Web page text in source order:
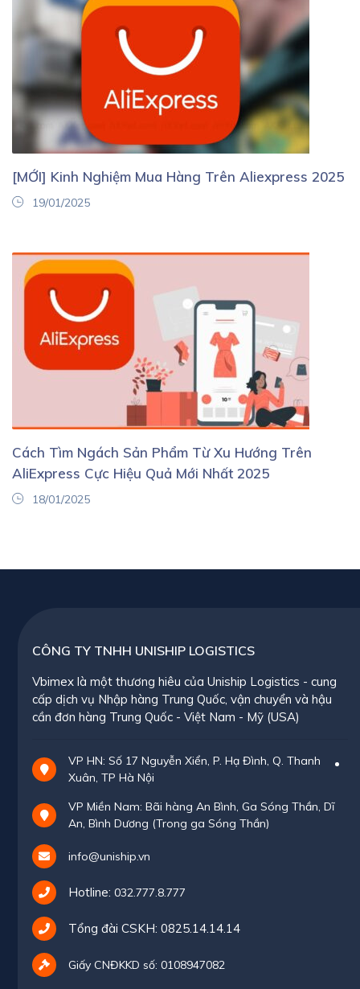
[MỚI] Kinh Nghiệm Mua Hàng Trên Aliexpress 2025
19/01/2025
Cách Tìm Ngách Sản Phẩm Từ Xu Hướng Trên
AliExpress Cực Hiệu Quả Mới Nhất 2025
18/01/2025
CÔNG TY TNHH UNISHIP LOGISTICS
Vbimex là một thương hiêu của Uniship Logistics - cung
cấp dịch vụ Nhập hàng Trung Quốc, vận chuyển và hậu
cần đơn hàng Trung Quốc - Việt Nam - Mỹ (USA)
VP HN: Số 17 Nguyễn Xiển, P. Hạ Đình, Q. Thanh
Xuân, TP Hà Nội
VP Miền Nam: Bãi hàng An Bình, Ga Sóng Thần, Dĩ
An, Bình Dương (Trong ga Sóng Thần)
info@uniship.vn
Hotline: 032.777.8.777
Tổng đài CSKH: 0825.14.14.14
Giấy CNĐKKD số: 0108947082